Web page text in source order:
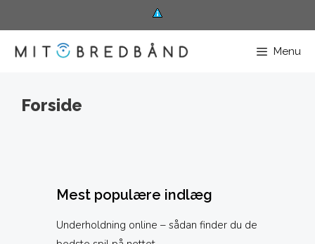
til
indhold
Menu
Forside
Mest populære indlæg
Underholdning online – sådan finder du de